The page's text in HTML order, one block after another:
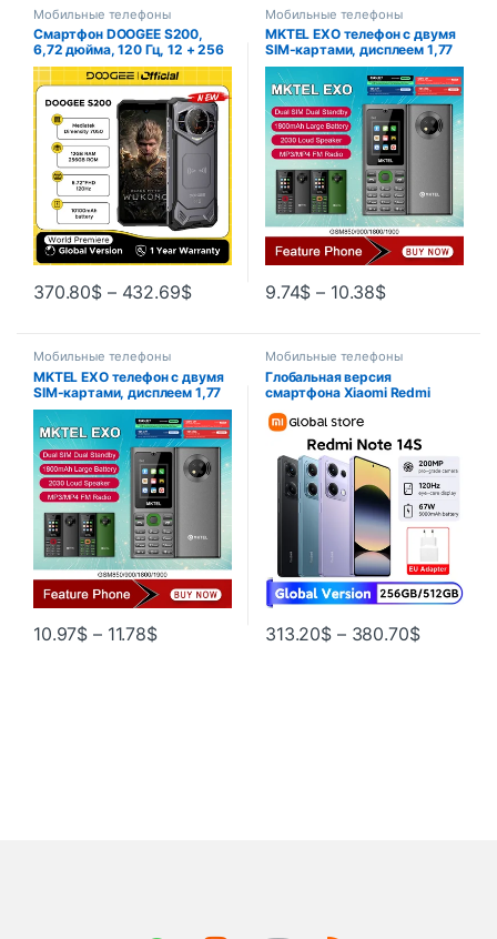
Мобильные телефоны
Смартфон DOOGEE S200,
6,72 дюйма, 120 Гц, 12 + 256
ГБ, 10100 МП, мАч NFC
370.80$ – 432.69$
Мобильные телефоны
MKTEL EXO телефон с двумя
SIM-картами, дисплеем 1,77
дюйма
9.74$ – 10.38$
Мобильные телефоны
MKTEL EXO телефон с двумя
SIM-картами, дисплеем 1,77
дюйма
10.97$ – 11.78$
Мобильные телефоны
Глобальная версия
смартфона Xiaomi Redmi
камера 200 МП, 120 Гц, 6,67
дюйма, AMOLED-дисплей, 67
Вт, Hyper Charge, 5000 мАч
313.20$ – 380.70$